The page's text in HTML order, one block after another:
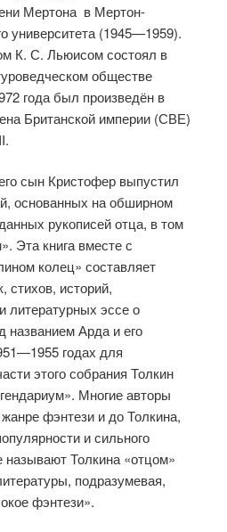
Мертона в Мертон-
университета (1945—1959).
К. С. Льюисом состоял в
обществе
года был произведён в
Британской империи (СВЕ)
сын Кристофер выпустил
основанных на обширном
рукописей отца, в том
Эта книга вместе с
колец» составляет
стихов, историй,
литературных эссе о
Арда и его
годах для
этого собрания Толкин
Многие авторы
фэнтези и до Толкина,
и сильного
называют Толкина «отцом»
подразумевая,
фэнтези».